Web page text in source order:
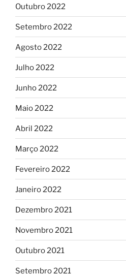
Outubro 2022
Setembro 2022
Agosto 2022
Julho 2022
Junho 2022
Maio 2022
Abril 2022
Março 2022
Fevereiro 2022
Janeiro 2022
Dezembro 2021
Novembro 2021
Outubro 2021
Setembro 2021